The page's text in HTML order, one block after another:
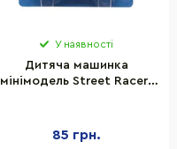
У наявності
Дитяча машинка
мінімодель Street Racers
85 грн.